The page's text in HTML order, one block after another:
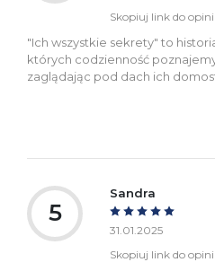
Skopiuj link do opinii
"Ich wszystkie sekrety" to
których codzienność
zaglądając pod dach ich
5
Sandra
31.01.2025
Skopiuj link do opinii